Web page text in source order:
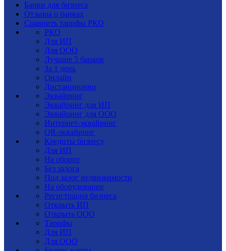
Банки для бизнеса
Отзывы о банках
Сравнить тарифы РКО
РКО
Для ИП
Для ООО
Лучшие 5 банков
За 1 день
Онлайн
Дистанционно
Эквайринг
Эквайринг для ИП
Эквайринг для ООО
Интернет-эквайринг
QR-эквайринг
Кредиты бизнесу
Для ИП
На оборот
Без залога
Под залог недвижимости
На оборудование
Регистрация бизнеса
Открыть ИП
Открыть ООО
Тарифы
Для ИП
Для ООО